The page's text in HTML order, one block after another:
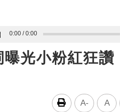
0:00 0:00
光小粉紅狂讚
A- A